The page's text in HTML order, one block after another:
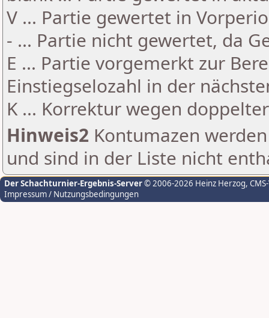
V ... Partie gewertet in
- ... Partie nicht gewertet, da
E ... Partie vorgemerkt zur
Einstiegselozahl in der
K ... Korrektur wegen
Hinweis2 Kontumazen
und sind in der Liste nicht
Der Schachturnier-Ergebnis-Server© 2006-2026 Heinz Herzog,
Impressum / Nutzungsbedingungen